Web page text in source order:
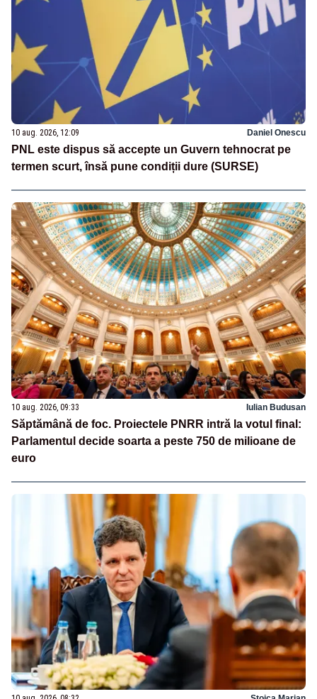
10 aug. 2026, 12:09 Daniel Onescu
PNL este dispus să accepte un Guvern tehnocrat pe
termen scurt, însă pune condiții dure (SURSE)
10 aug. 2026, 09:33 Iulian Budusan
Săptămână de foc. Proiectele PNRR intră la votul final:
Parlamentul decide soarta a peste 750 de milioane de
euro